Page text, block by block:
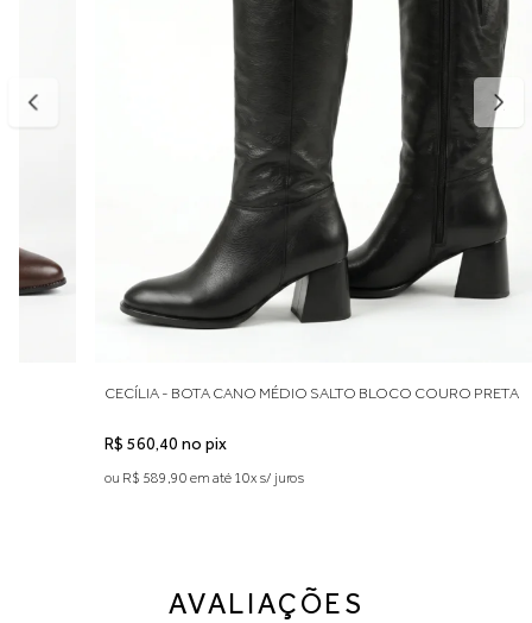
34 — aproximadamente 22,6 cm
35 — aproximadamente 23,3 cm
36 — aproximadamente 24,0 cm
37 — aproximadamente 24,6 cm
39 — aproximadamente 26,0 cm
Para escolher o tamanho ideal, meça seu pé do dedão até o
calcanhar e adicione cerca de 0,5 cm de folga para garantir conforto
no uso. Se estiver entre dois tamanhos, opte pelo maior para um
encaixe mais confortável. E, se precisar ajustar, a primeira troca é
gratuita.
CECÍLIA - BOTA CANO MÉDIO SALTO BLOCO COURO PRETA
R$ 560,40 no pix
ou R$ 589,90 em até 10x s/ juros
AVALIAÇÕES